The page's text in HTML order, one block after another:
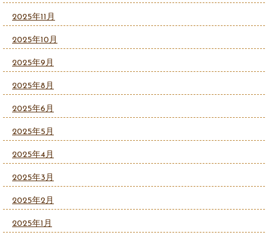
2025年11月
2025年10月
2025年9月
2025年8月
2025年6月
2025年5月
2025年4月
2025年3月
2025年2月
2025年1月